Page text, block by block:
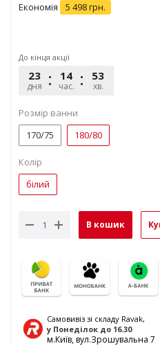
Економія 5 498грн.
До кінця акції
23
дня
14
час.
53
хв.
Розмір ванни
170/75
180/80
Колір
білий
В кошик
Самовивіз зі складу Ravak,
у Понеділок до 16.30
м.Київ, вул.Зрошувальна 7